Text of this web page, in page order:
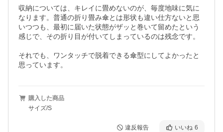
収納については、キレイに畳めないのが、毎度地味に気に
なります。普通の折り畳み傘とは形状も違い仕方ないと思
いつつも、最初に届いた状態がザッと巻いて留めたという
感じで、その折り目が付いてしまっているのは残念です。
それでも、ワンタッチで脱着できる傘型にしてよかったと
思っています。
購入した商品
サイズ/S
違反報告 いいね 6